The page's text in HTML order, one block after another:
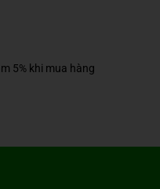
5% khi mua hàng